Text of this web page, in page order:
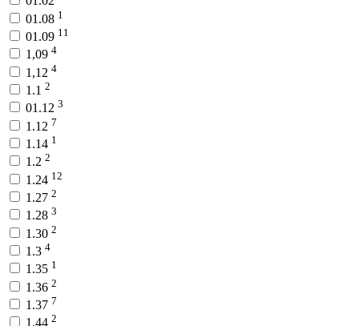
01.08 1
01.09 11
1,09 4
1,12 4
1.1 2
01.12 3
1.12 7
1.14 1
1.2 2
1.24 12
1.27 2
1.28 3
1.30 2
1.3 4
1.35 1
1.36 2
1.37 7
1.44 2